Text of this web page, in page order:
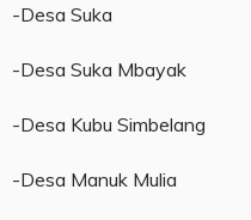
-Desa Suka
-Desa Suka Mbayak
-Desa Kubu Simbelang
-Desa Manuk Mulia